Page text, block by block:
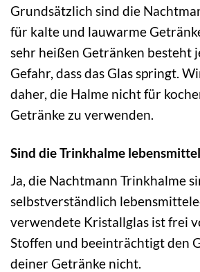
Grundsätzlich sind die
für kalte und lauwarme
sehr heißen Getränken besteht
Gefahr, dass das Glas springt.
daher, die Halme nicht für
Getränke zu verwenden.
Sind die Trinkhalme
Ja, die Nachtmann Trinkhalme
selbstverständlich
verwendete Kristallglas ist frei
Stoffen und beeinträchtigt den
deiner Getränke nicht.